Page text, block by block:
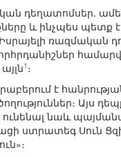
դեղատոմսեր.
և ինչպես պետք
ռազմական
1 ։
է
Այս
ունենալ նաև
ստրատեգ Սուն